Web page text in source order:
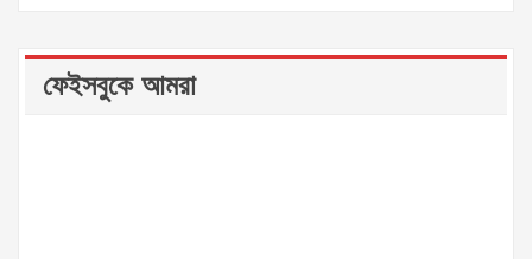
ফেইসবুকে আমরা